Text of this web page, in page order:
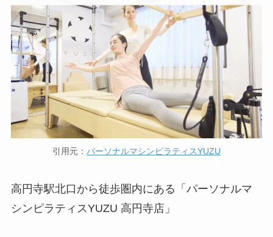
引用元： パーソナルマシンピラティスYUZU
高円寺駅北口から徒歩圏内にある「パーソナルマ
シンピラティスYUZU 高円寺店」